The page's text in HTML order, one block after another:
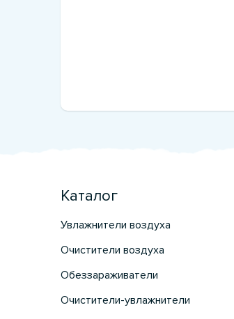
Каталог
Увлажнители воздуха
Очистители воздуха
Обеззараживатели
Очистители-увлажнители